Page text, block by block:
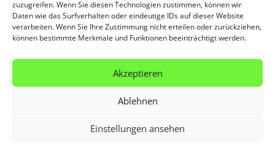
zuzugreifen. Wenn Sie diesen Technologien zustimmen, können wir
Daten wie das Surfverhalten oder eindeutige IDs auf dieser Website
verarbeiten. Wenn Sie Ihre Zustimmung nicht erteilen oder zurückziehen,
können bestimmte Merkmale und Funktionen beeinträchtigt werden.
Akzeptieren
Ablehnen
Einstellungen ansehen
Job-Futuromat: "Einmal Gelerntes nützt nicht mehr für die gesamte
Berufskarriere"